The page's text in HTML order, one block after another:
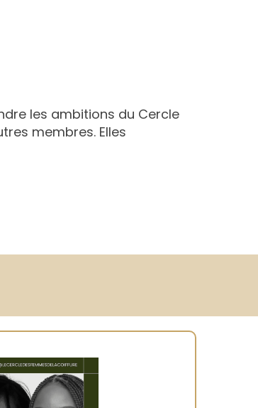
les ambitions du Cercle
membres. Elles